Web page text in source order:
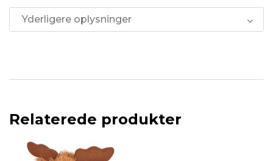
Yderligere oplysninger
Relaterede produkter